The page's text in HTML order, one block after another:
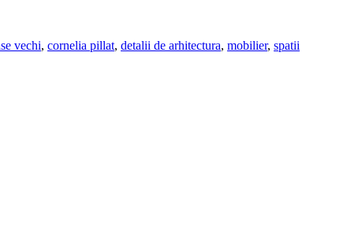
vechi, cornelia pillat, detalii de arhitectura, mobilier, spatii